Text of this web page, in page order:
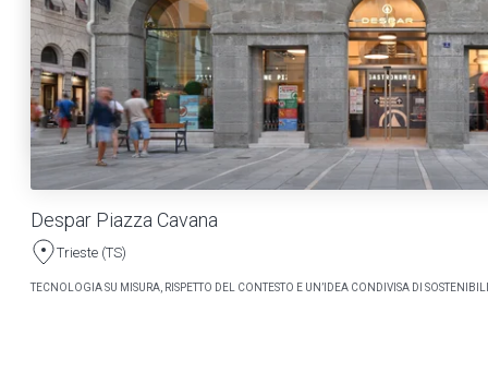
Despar Piazza Cavana
Trieste (TS)
TECNOLOGIA SU MISURA, RISPETTO DEL CONTESTO E UN’IDEA CONDIVISA DI